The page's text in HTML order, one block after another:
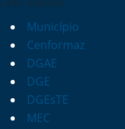
Município
Cenformaz
DGAE
DGE
DGEsTE
MEC